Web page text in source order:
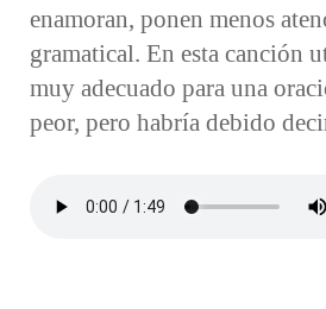
enamoran, ponen menos
gramatical. En esta canción
muy adecuado para una
peor, pero habría debido